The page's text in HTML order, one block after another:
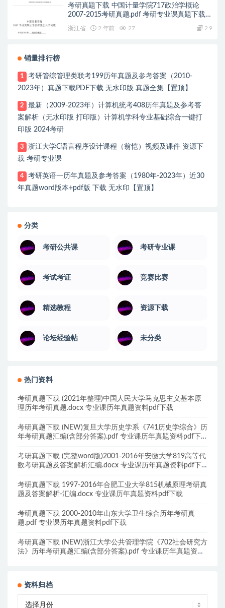
考研真题下载 中国计量学院717政治学概论
2007-2015考研真题.pdf 考研专业课真题下载自
浙江省 2 年前 27 2.9
销量排行榜
1
考研管综管理类联考199历年真题及参考答案（2010-
2023年）真题下载PDF下载 无水印版 真题全集【置顶】
2
最新（2009-2023年）计算机统考408历年真题及参考答
案解析（无水印版 打印版）计算机学科专业基础综合一键打
印版 2024考研
3
浙江大学C语言程序设计课程（翁恺）视频及课件 资源下
载 考研专业课
4
考研英语一历年真题及参考答案（1980年-2023年）近30
年真题word版本+pdf版 下载 无水印【置顶】
分类
考研公共课 考研专业课
考试考证 竞赛比赛
精选教程 资源下载
论坛经验帖 未分类
热门资料
考研真题下载 (2021年整理)中国人民大学马克思主义基本原
理历年考研真题.docx 专业课历年真题资料pdf下载
考研真题下载 (NEW)复旦大学历史学系《741历史学综合》历
年考研真题汇编(含部分答案).pdf 专业课历年真题资料pdf下
考研真题下载 (完整word版)2001-2016年安徽大学819高等代
数考研真题及答案解析汇编.docx 专业课历年真题资料pdf下
考研真题下载 1997-2016年合肥工业大学815机械原理考研真
题及答案解析-汇编.docx 专业课历年真题资料pdf下载
考研真题下载 2000-2010年山东大学卫生综合历年考研真
题.pdf 专业课历年真题资料pdf下载
考研真题下载 (NEW)浙江大学公共管理学院《702社会研究方
法》历年考研真题汇编(含部分答案).pdf 专业课历年真题资料
资料归档